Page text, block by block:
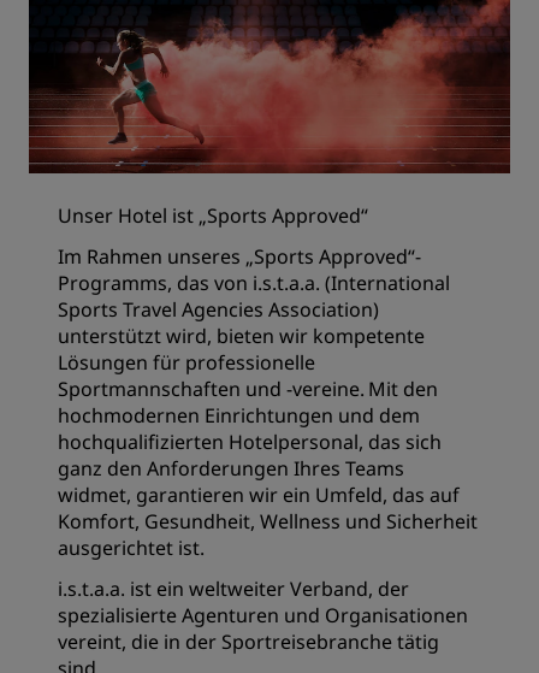
Unser Hotel ist „Sports Approved“
Im Rahmen unseres „Sports Approved“-
Programms, das von i.s.t.a.a. (International
Sports Travel Agencies Association)
unterstützt wird, bieten wir kompetente
Lösungen für professionelle
Sportmannschaften und -vereine. Mit den
hochmodernen Einrichtungen und dem
hochqualifizierten Hotelpersonal, das sich
ganz den Anforderungen Ihres Teams
widmet, garantieren wir ein Umfeld, das auf
Komfort, Gesundheit, Wellness und Sicherheit
ausgerichtet ist.
i.s.t.a.a. ist ein weltweiter Verband, der
spezialisierte Agenturen und Organisationen
vereint, die in der Sportreisebranche tätig